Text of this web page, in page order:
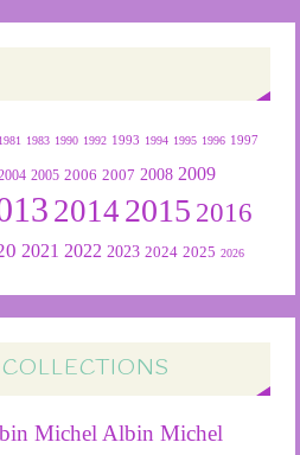
1981 1983 1990 1992 1993 1994 1995 1996 1997
2005 2006 2007 2008 2009
2014 2015 2016
2021 2022 2023 2024 2025 2026
Michel Albin Michel